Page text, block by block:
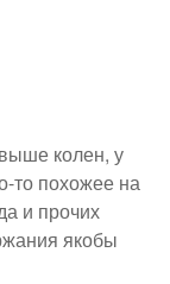
колен, у
то похожее на
и прочих
якобы